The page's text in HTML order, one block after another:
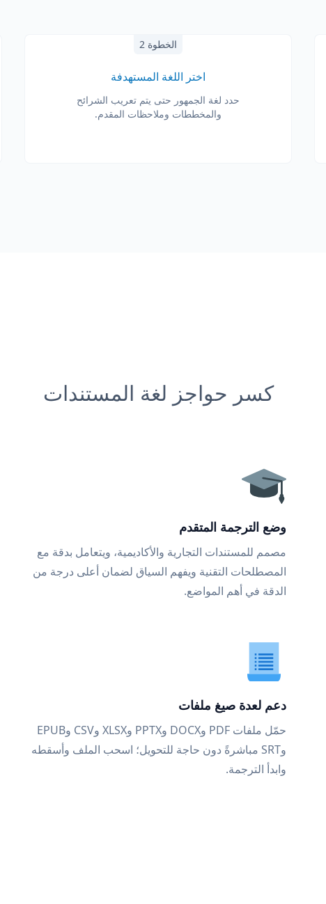
الخطوة 2
اختر اللغة المستهدفة
حدد لغة الجمهور حتى يتم تعريب الشرائح
والمخططات وملاحظات المقدم.
كسر حواجز لغة المستندات
وضع الترجمة المتقدم
مصمم للمستندات التجارية والأكاديمية، ويتعامل بدقة مع
المصطلحات التقنية ويفهم السياق لضمان أعلى درجة من
الدقة في أهم المواضع.
دعم لعدة صيغ ملفات
حمّل ملفات PDF وDOCX وPPTX وXLSX وCSV وEPUB
وSRT مباشرةً دون حاجة للتحويل؛ اسحب الملف وأسقطه
وابدأ الترجمة.